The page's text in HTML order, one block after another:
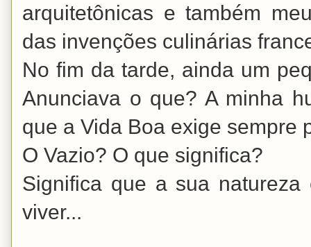
arquitetônicas e também
das invenções culinárias
No fim da tarde, ainda um
Anunciava o que? A minha
que a Vida Boa exige sempre
O Vazio? O que significa?
Significa que a sua
viver...